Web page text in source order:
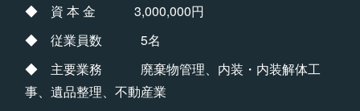
◆ 資 本 金 3,000,000円
◆ 従業員数 5名
◆ 主要業務 廃棄物管理、内装・内装解体工
事、遺品整理、不動産業